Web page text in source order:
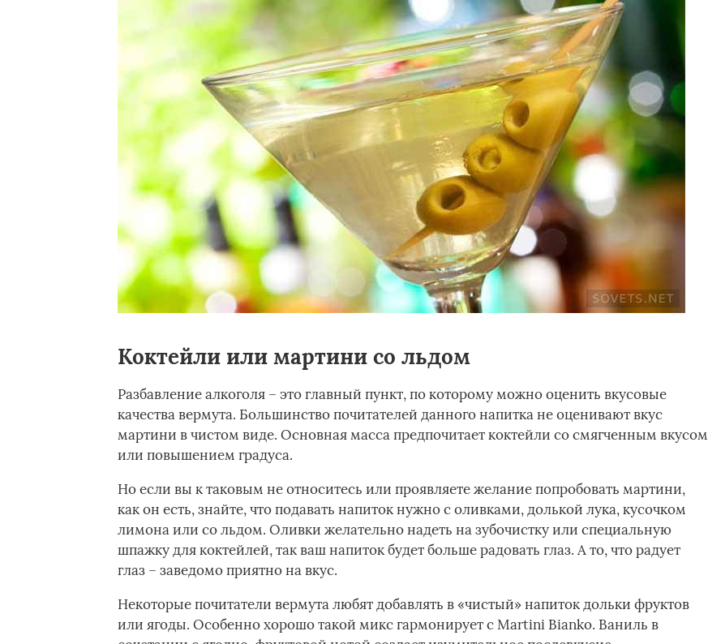
Коктейли или мартини со льдом
Разбавление алкоголя – это главный пункт, по которому можно оценить вкусовые
качества вермута. Большинство почитателей данного напитка не оценивают вкус
мартини в чистом виде. Основная масса предпочитает коктейли со смягченным вкусом
или повышением градуса.­
Но если вы к таковым не относитесь или проявляете желание попробовать мартини,
как он есть, знайте, что подавать напиток нужно с оливками, долькой лука, кусочком
лимона или со льдом. Оливки желательно надеть на зубочистку или специальную
шпажку для коктейлей, так ваш напиток будет больше радовать глаз. А то, что радует
глаз – заведомо приятно на вкус.­
Некоторые почитатели вермута любят добавлять в «чистый» напиток дольки фруктов
или ягоды. Особенно хорошо такой микс гармонирует с Martini Bianko. Ваниль в